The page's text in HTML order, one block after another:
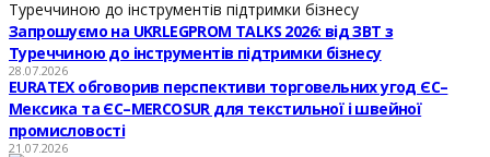
Запрошуємо на UKRLEGPROM TALKS 2026: від ЗВТ з
Туреччиною до інструментів підтримки бізнесу
28.07.2026
EURATEX обговорив перспективи торговельних угод ЄС–
Мексика та ЄС–MERCOSUR для текстильної і швейної
промисловості
21.07.2026